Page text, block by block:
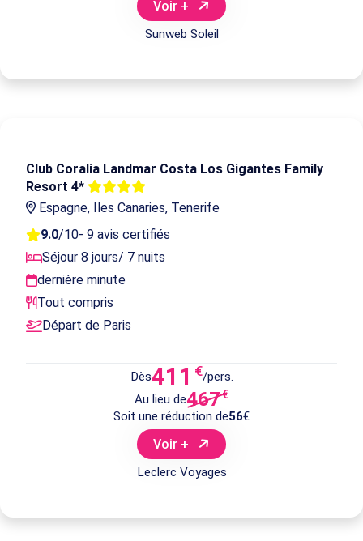
Voir +
Sunweb Soleil
-12%
Club Coralia Landmar Costa Los Gigantes Family
Resort 4*
Espagne, Iles Canaries, Tenerife
9.0/10- 9 avis certifiés
Séjour 8 jours/ 7 nuits
dernière minute
Tout compris
Départ de Paris
Dès411 €/pers.
Au lieu de467€
Soit une réduction de56€
Voir +
Leclerc Voyages